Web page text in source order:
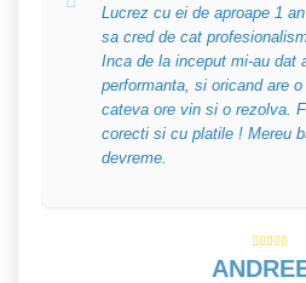
Lucrez cu ei de aproape 1
sa cred de cat
Inca de la inceput mi-au dat
performanta, si oricand are
cateva ore vin si o rezolva.
corecti si cu platile ! Mereu
devreme.